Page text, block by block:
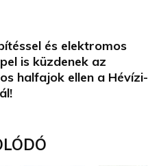
és elektromos
is küzdenek az
halfajok ellen a Hévízi-